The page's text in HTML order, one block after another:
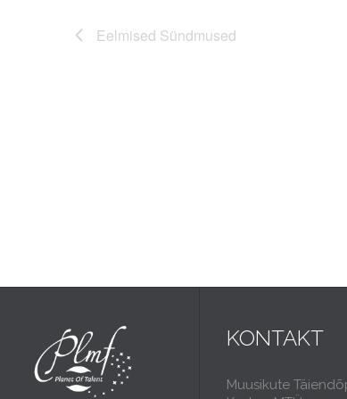
Eelmised Sündmused
KONTAKT
Muusikute